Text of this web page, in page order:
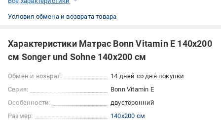
Условия обмена и возврата товара
Характеристики Матрас Bonn Vitamin E 140x200
см Songer und Sohne 140x200 см
Обмен и возврат:
14 дней со дня покупки
Серия:
Bonn Vitamin E
Особенности:
двусторонний
Размер:
140x200 см